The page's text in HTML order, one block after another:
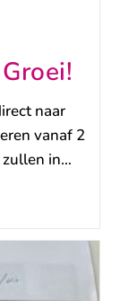
naar
vanaf 2
zullen in…